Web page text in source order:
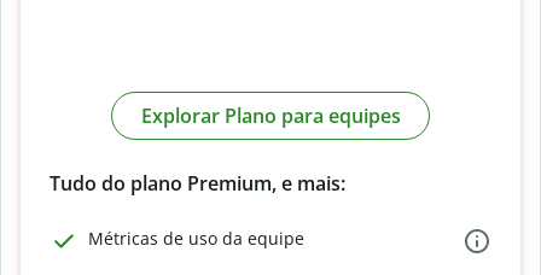
Explorar Plano para equipes
Tudo do plano Premium, e mais:
Métricas de uso da equipe